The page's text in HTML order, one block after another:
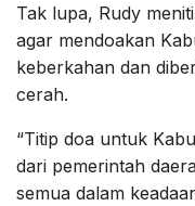
Tak lupa, Rudy
agar mendoakan
keberkahan dan
cerah.
“Titip doa untuk
dari pemerintah
semua dalam